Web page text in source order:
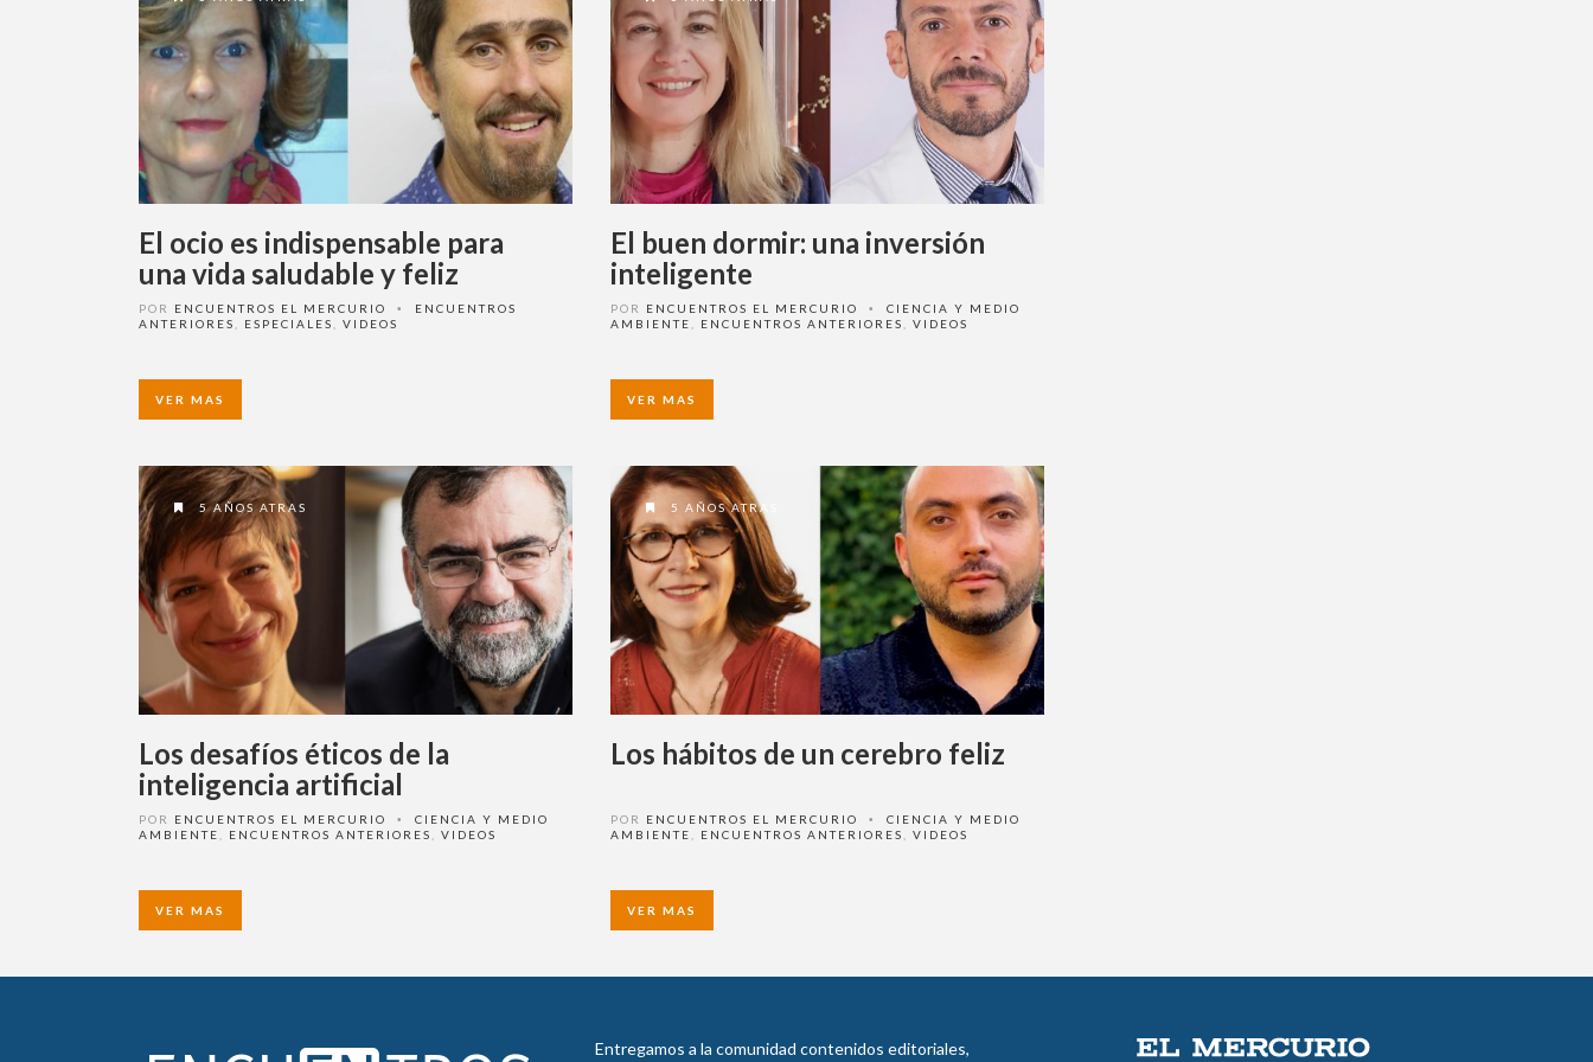
El ocio es indispensable para
una vida saludable y feliz
PORENCUENTROS EL MERCURIO •
ENCUENTROS
ANTERIORES, ESPECIALES, VIDEOS
VER MAS
El buen dormir: una inversión
inteligente
PORENCUENTROS EL MERCURIO •
CIENCIA Y MEDIO
AMBIENTE, ENCUENTROS ANTERIORES, VIDEOS
VER MAS
5 AÑOS ATRAS
Los desafíos éticos de la
inteligencia artificial
PORENCUENTROS EL MERCURIO •
CIENCIA Y MEDIO
AMBIENTE, ENCUENTROS ANTERIORES, VIDEOS
VER MAS
5 AÑOS ATRAS
Los hábitos de un cerebro feliz
PORENCUENTROS EL MERCURIO •
CIENCIA Y MEDIO
AMBIENTE, ENCUENTROS ANTERIORES, VIDEOS
VER MAS
Entregamos a la comunidad contenidos editoriales,
Ingrese acá
¿Olvidó su contraseña?
¿Alguna duda o consulta?